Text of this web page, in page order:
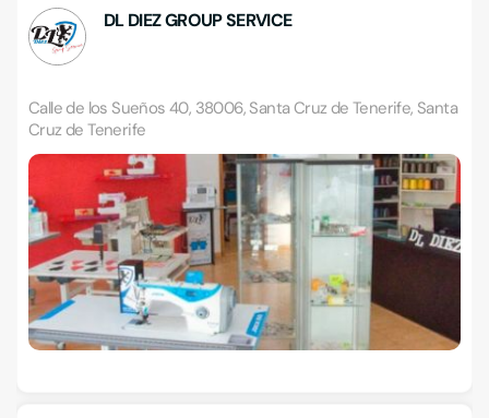
DL DIEZ GROUP SERVICE
Calle de los Sueños 40, 38006, Santa Cruz de Tenerife, Santa
Cruz de Tenerife